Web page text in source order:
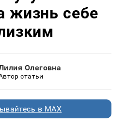
жизнь себе
Олеговна
статьи
в MAX